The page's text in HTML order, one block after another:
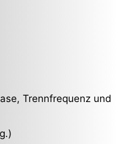
Trennfrequenz und